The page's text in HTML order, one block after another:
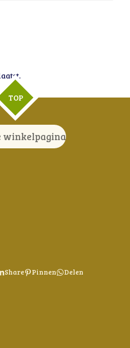
TOP
winkelpagina
Share Pinnen Delen